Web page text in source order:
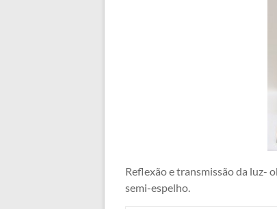
Reflexão e transmissão da luz-
semi-espelho.